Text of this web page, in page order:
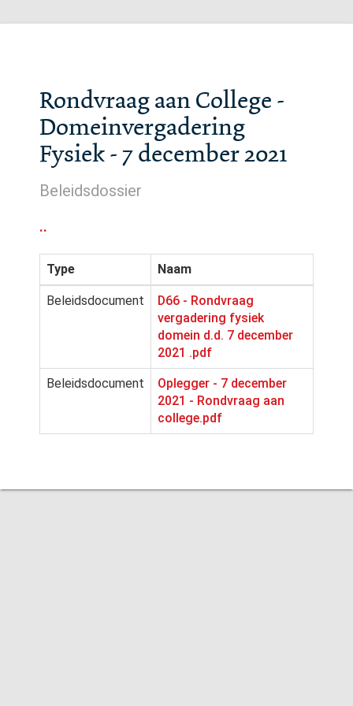
Rondvraag aan College -
Domeinvergadering
Fysiek - 7 december 2021
Beleidsdossier
..
Type Naam
Beleidsdocument
D66 - Rondvraag
vergadering fysiek
domein d.d. 7 december
2021 .pdf
Beleidsdocument
Oplegger - 7 december
2021 - Rondvraag aan
college.pdf